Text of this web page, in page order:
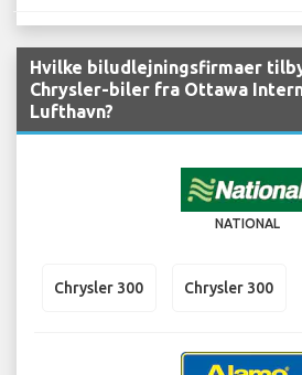
Hvilke biludlejningsfirmaer
Chrysler-biler fra Ottawa
Lufthavn?
NATIONAL
Chrysler 300 Chrysler 300